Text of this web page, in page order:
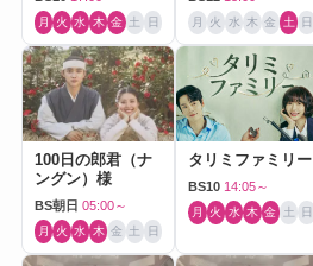
月 火 水 木 金 土 日 月 火 水 木 金 土 日
100日の郎君（ナ
ングン）様
BS朝日 05:00～
月 火 水 木 金 土 日
タリミファミリー
BS10 14:05～
月 火 水 木 金 土 日